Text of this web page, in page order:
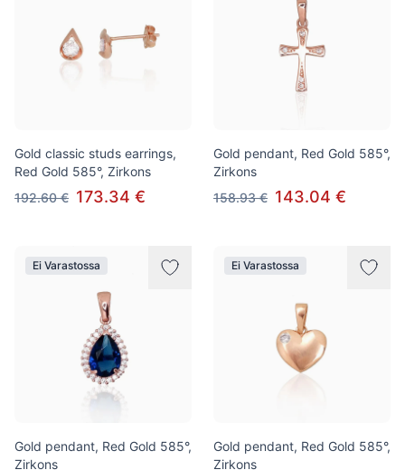
Gold classic studs earrings,
Red Gold 585°, Zirkons
192.60 € 173.34 €
Gold pendant, Red Gold 585°,
Zirkons
158.93 € 143.04 €
Ei Varastossa
Gold pendant, Red Gold 585°,
Zirkons
Ei Varastossa
Gold pendant, Red Gold 585°,
Zirkons